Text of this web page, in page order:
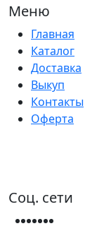
Меню
Главная
Каталог
Доставка
Выкуп
Контакты
Оферта
Соц. сети